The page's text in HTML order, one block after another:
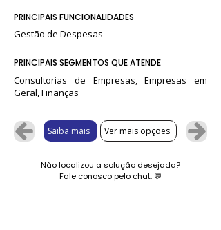
PRINCIPAIS FUNCIONALIDADES
Gestão de Despesas
PRINCIPAIS SEGMENTOS QUE ATENDE
Consultorias de Empresas, Empresas em
Geral, Finanças
Saiba mais Ver mais opções
Não localizou a solução desejada?
Fale conosco pelo chat.💬